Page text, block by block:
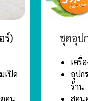
ร์)
เปิด
อน
ชุดอุป
เครื่
อุปก
ร้าน
สอน